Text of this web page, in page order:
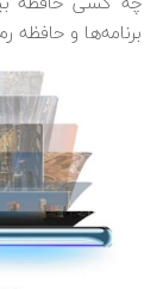
برنامه‌ها و حافظه